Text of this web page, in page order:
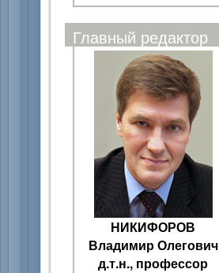
Главный редактор
НИКИФОРОВ
Владимир Олегович
д.т.н., профессор